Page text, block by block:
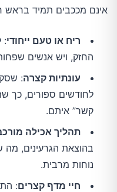
אינם מככבים תמיד בראש
ריח או טעם ייחודי:
החזק, ויש אנשים
עונתיות קצרה: שסק
לחודשים ספורים, כך
קשר” איתם.
תהליך אכילה
בהוצאת הגרעינים,
נוחות מרבית.
חיי מדף קצרים: